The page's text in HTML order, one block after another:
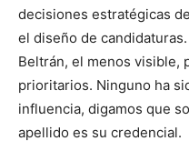
decisiones estratégicas
el diseño de
Beltrán, el menos visible,
prioritarios. Ninguno ha
influencia, digamos que
apellido es su credencial.